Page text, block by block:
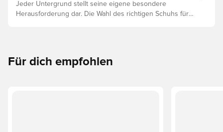
Jeder Untergrund stellt seine eigene besondere
Herausforderung dar. Die Wahl des richtigen Schuhs für
verschiedenen Untergründe sind.
Für dich empfohlen